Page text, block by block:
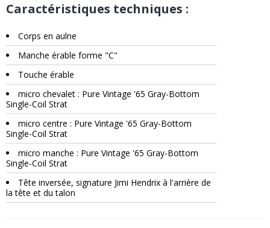
Caractéristiques techniques :
Corps en aulne
Manche érable forme "C"
Touche érable
micro chevalet : Pure Vintage '65 Gray-Bottom
Single-Coil Strat
micro centre : Pure Vintage '65 Gray-Bottom
Single-Coil Strat
micro manche : Pure Vintage '65 Gray-Bottom
Single-Coil Strat
Tête inversée, signature Jimi Hendrix à l'arrière de
la tête et du talon